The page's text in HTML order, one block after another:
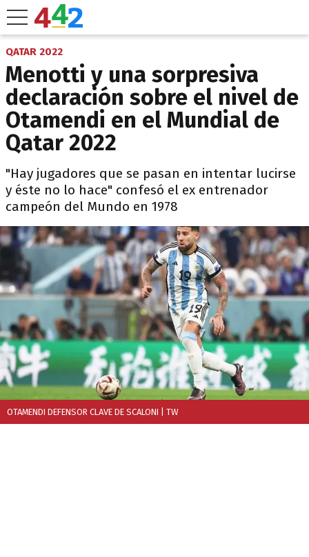
QATAR 2022
Menotti y una sorpresiva
declaración sobre el nivel de
Otamendi en el Mundial de
Qatar 2022
"Hay jugadores que se pasan en intentar lucirse
y éste no lo hace" confesó el ex entrenador
campeón del Mundo en 1978
OTAMENDI DEFENSOR CLAVE DE SCALONI | TW